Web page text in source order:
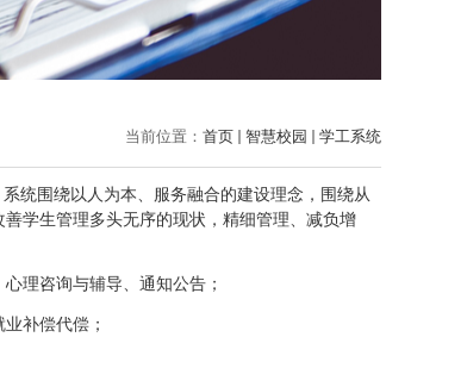
当前位置： 首页 智慧校园 学工系统
围绕以人为本、服务融合的建设理念，围绕从
学生管理多头无序的现状，精细管理、减负增
理咨询与辅导、通知公告；
补偿代偿；